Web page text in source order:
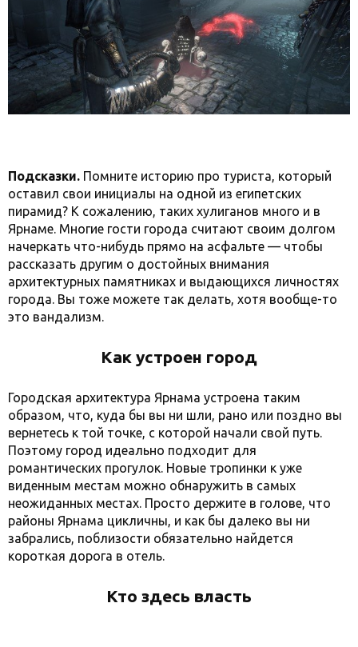
Подсказки. Помните историю про туриста, который
оставил свои инициалы на одной из египетских
пирамид? К сожалению, таких хулиганов много и в
Ярнаме. Многие гости города считают своим долгом
начеркать что-нибудь прямо на асфальте — чтобы
рассказать другим о достойных внимания
архитектурных памятниках и выдающихся личностях
города. Вы тоже можете так делать, хотя вообще-то
это вандализм.
Как устроен город
Городская архитектура Ярнама устроена таким
образом, что, куда бы вы ни шли, рано или поздно вы
вернетесь к той точке, с которой начали свой путь.
Поэтому город идеально подходит для
романтических прогулок. Новые тропинки к уже
виденным местам можно обнаружить в самых
неожиданных местах. Просто держите в голове, что
районы Ярнама цикличны, и как бы далеко вы ни
забрались, поблизости обязательно найдется
короткая дорога в отель.
Кто здесь власть